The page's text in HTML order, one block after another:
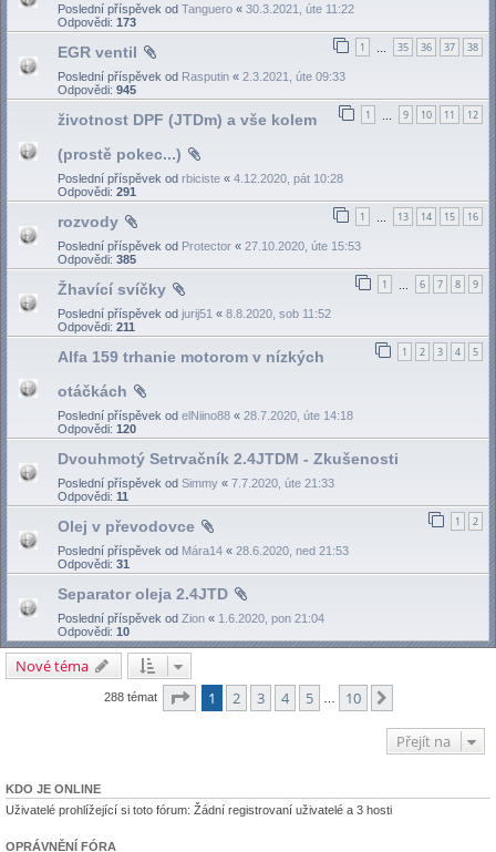
Poslední příspěvek od Tanguero « 30.3.2021, úte 11:22
Odpovědi: 173
1 35 36 37 38
EGR ventil
Poslední příspěvek od Rasputin « 2.3.2021, úte 09:33
Odpovědi: 945
1 9 10 11 12
životnost DPF (JTDm) a vše kolem
(prostě pokec...)
Poslední příspěvek od rbiciste « 4.12.2020, pát 10:28
Odpovědi: 291
1 13 14 15 16
rozvody
Poslední příspěvek od Protector « 27.10.2020, úte 15:53
Odpovědi: 385
1 6 7 8 9
Žhavící svíčky
Poslední příspěvek od jurij51 « 8.8.2020, sob 11:52
Odpovědi: 211
1 2 3 4 5
Alfa 159 trhanie motorom v nízkých
otáčkách
Poslední příspěvek od elNiino88 « 28.7.2020, úte 14:18
Odpovědi: 120
Dvouhmotý Setrvačník 2.4JTDM - Zkušenosti
Poslední příspěvek od Simmy « 7.7.2020, úte 21:33
Odpovědi: 11
1 2
Olej v převodovce
Poslední příspěvek od Mára14 « 28.6.2020, ned 21:53
Odpovědi: 31
Separator oleja 2.4JTD
Poslední příspěvek od Zion « 1.6.2020, pon 21:04
Odpovědi: 10
Nové téma
288 témat Stránka z
1 2 3 4 5 10
Přejít na
KDO JE ONLINE
Uživatelé prohlížející si toto fórum: Žádní registrovaní uživatelé a 3 hosti
OPRÁVNĚNÍ FÓRA